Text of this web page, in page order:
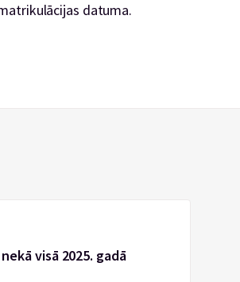
datuma.
visā 2025. gadā